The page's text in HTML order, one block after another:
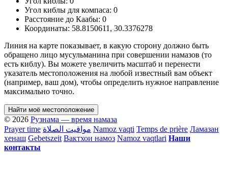
Угол киблы для компаса: 0
Расстояние до Каабы: 0
Координаты: 58.8150611 , 30.3376278
Линия на карте показывает, в какую сторону должно быть
обращено лицо мусульманина при совершении намазов (то
есть киблу). Вы можете увеличить масштаб и перенести
указатель местоположения на любой известный вам объект
(например, ваш дом), чтобы определить нужное направление
максимально точно.
Найти моё местоположение
© 2026 Рузнама — время намаза
Prayer time مواقيت الصلاة Namoz vaqti Temps de prière Ламазан
хенаш Gebetszeit Вактхои намоз Namoz vaqtlari Наши
контакты